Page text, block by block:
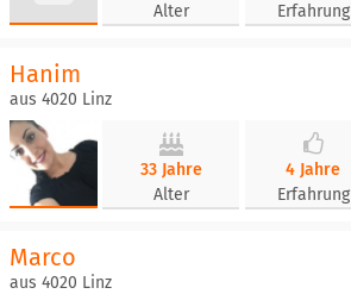
Alter
Erfahrung
Hanim
aus 4020 Linz
33 Jahre
Alter
4 Jahre
Erfahrung
Marco
aus 4020 Linz